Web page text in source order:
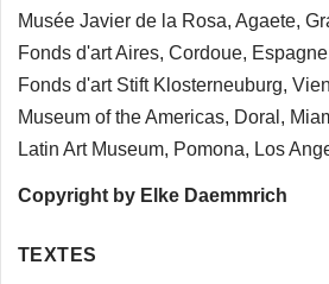
Musée Javier de la Rosa, Agaete,
Fonds d'art Aires, Cordoue,
Fonds d'art Stift Klosterneuburg,
Museum of the Americas, Doral,
Latin Art Museum, Pomona, Los
Copyright by Elke Daemmrich
TEXTES